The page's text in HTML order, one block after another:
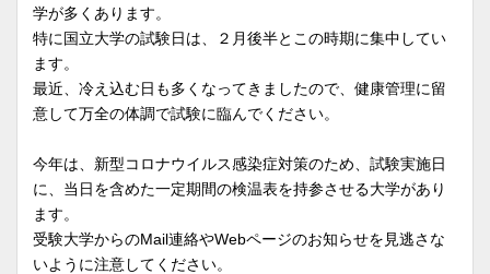
学が多くあります。
特に国立大学の試験日は、２月後半とこの時期に集中してい
ます。
最近、冷え込む日も多くなってきましたので、健康管理に留
意して万全の体調で試験に臨んでください。
今年は、新型コロナウイルス感染症対策のため、試験実施日
に、当日を含めた一定期間の検温表を持参させる大学があり
ます。
受験大学からのMail連絡やWebページのお知らせを見逃さな
いように注意してください。